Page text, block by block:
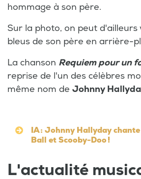
hommage à son père.
Sur la photo, on peut d'ailleurs
bleus de son père en arrière-
La chanson Requiem pour un
reprise de l'un des célèbres
même nom de Johnny
IA : Johnny Hallyday
Ball et Scooby-Doo !
L'actualité